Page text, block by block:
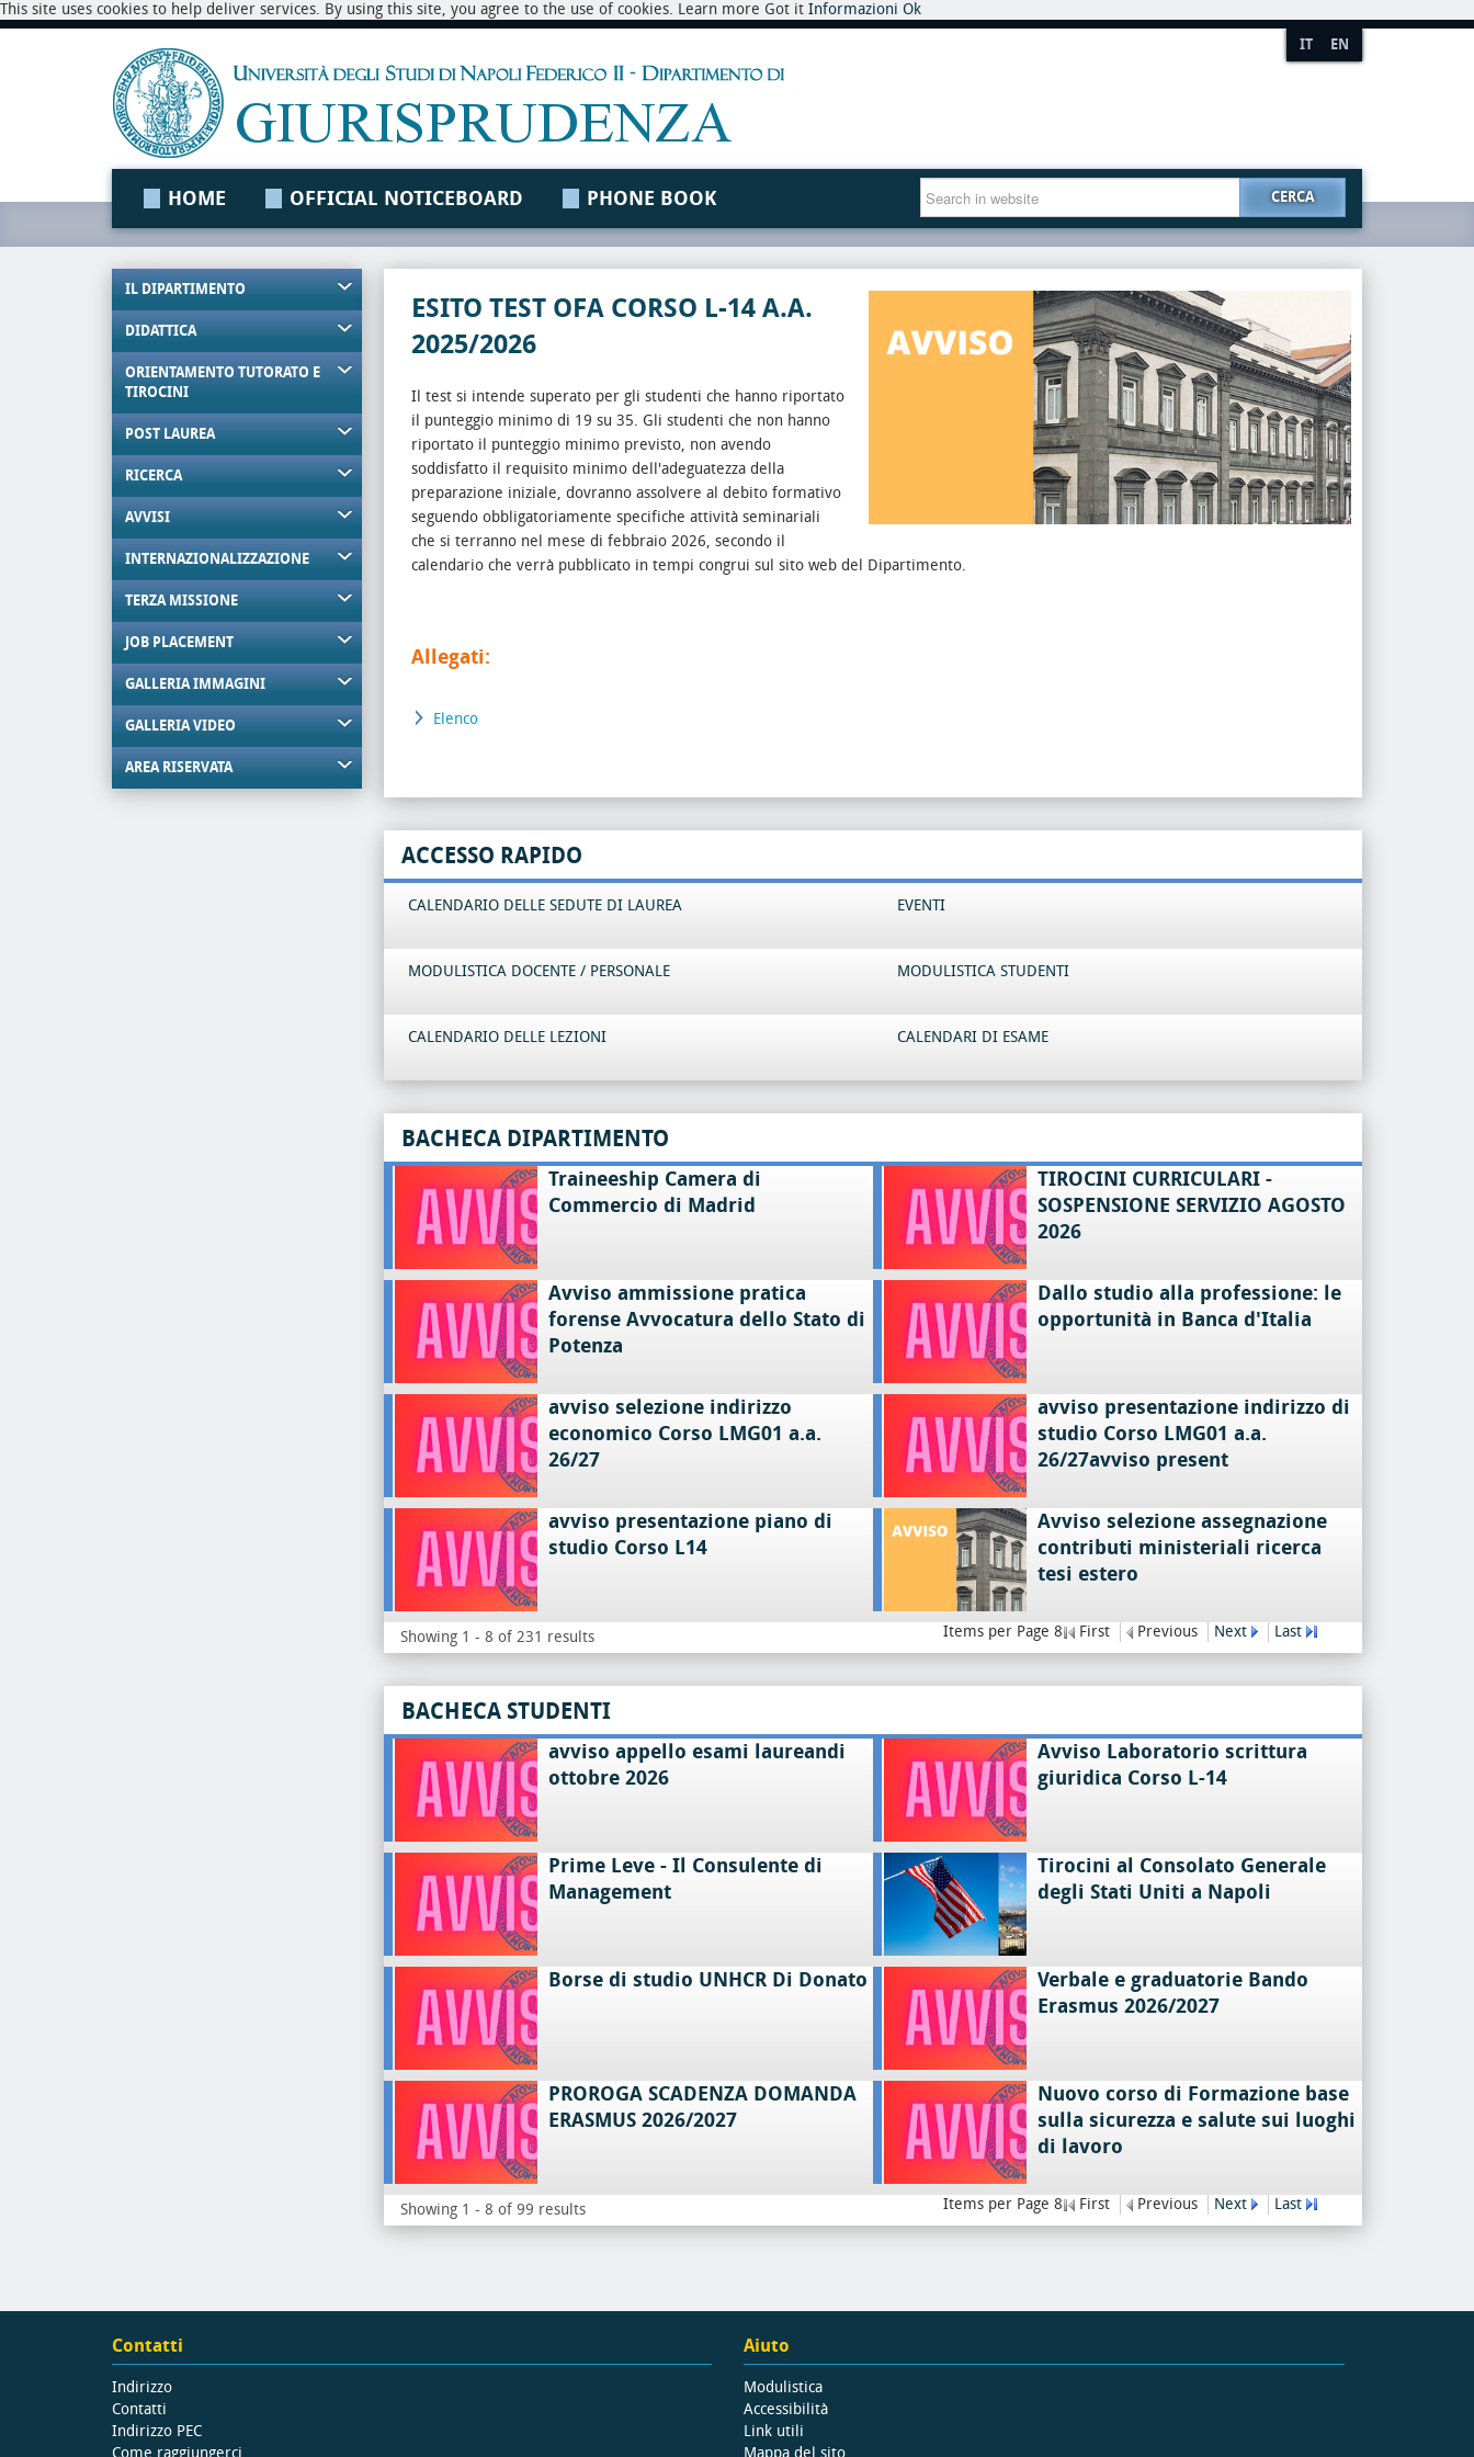
This site uses cookies to help deliver services. By using this site, you agree to the use of cookies. Learn more Got it Informazioni Ok
IT EN
HOME OFFICIAL NOTICEBOARD PHONE BOOK CERCA
IL DIPARTIMENTO
DIDATTICA
ORIENTAMENTO TUTORATO E
TIROCINI
POST LAUREA
RICERCA
AVVISI
INTERNAZIONALIZZAZIONE
TERZA MISSIONE
JOB PLACEMENT
GALLERIA IMMAGINI
GALLERIA VIDEO
AREA RISERVATA
ESITO TEST OFA CORSO L-14 A.A.
2025/2026
Il test si intende superato per gli studenti che hanno riportato
il punteggio minimo di 19 su 35. Gli studenti che non hanno
riportato il punteggio minimo previsto, non avendo
soddisfatto il requisito minimo dell'adeguatezza della
preparazione iniziale, dovranno assolvere al debito formativo
seguendo obbligatoriamente specifiche attività seminariali
che si terranno nel mese di febbraio 2026, secondo il
calendario che verrà pubblicato in tempi congrui sul sito web del Dipartimento.
Allegati:
Elenco
ACCESSO RAPIDO
CALENDARIO DELLE SEDUTE DI LAUREA EVENTI
MODULISTICA DOCENTE / PERSONALE MODULISTICA STUDENTI
CALENDARIO DELLE LEZIONI CALENDARI DI ESAME
BACHECA DIPARTIMENTO
Traineeship Camera di
Commercio di Madrid
TIROCINI CURRICULARI -
SOSPENSIONE SERVIZIO AGOSTO
2026
Avviso ammissione pratica
forense Avvocatura dello Stato di
Potenza
Dallo studio alla professione: le
opportunità in Banca d'Italia
avviso selezione indirizzo
economico Corso LMG01 a.a.
26/27
avviso presentazione indirizzo di
studio Corso LMG01 a.a.
26/27avviso present
avviso presentazione piano di
studio Corso L14
Avviso selezione assegnazione
contributi ministeriali ricerca
tesi estero
Showing 1 - 8 of 231 results Items per Page 8 First Previous Next Last
BACHECA STUDENTI
avviso appello esami laureandi
ottobre 2026
Avviso Laboratorio scrittura
giuridica Corso L-14
Prime Leve - Il Consulente di
Management
Tirocini al Consolato Generale
degli Stati Uniti a Napoli
Borse di studio UNHCR Di Donato
Verbale e graduatorie Bando
Erasmus 2026/2027
PROROGA SCADENZA DOMANDA
ERASMUS 2026/2027
Nuovo corso di Formazione base
sulla sicurezza e salute sui luoghi
di lavoro
Showing 1 - 8 of 99 results Items per Page 8 First Previous Next Last
Contatti
Indirizzo
Contatti
Indirizzo PEC
Come raggiungerci
Aiuto
Modulistica
Accessibilità
Link utili
Mappa del sito